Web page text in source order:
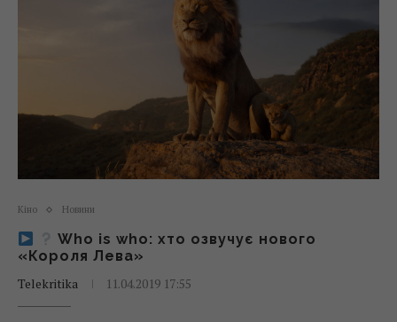
Кіно Новини
Who is who: хто озвучує нового
«Короля Лева»
Telekritika
11.04.2019 17:55